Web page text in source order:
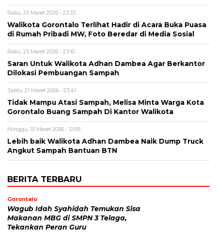
Rabu, 25 Maret 2026 - 23:33
Walikota Gorontalo Terlihat Hadir di Acara Buka Puasa
di Rumah Pribadi MW, Foto Beredar di Media Sosial
Rabu, 25 Maret 2026 - 23:10
Saran Untuk Walikota Adhan Dambea Agar Berkantor
Dilokasi Pembuangan Sampah
Sabtu, 21 Maret 2026 - 23:41
Tidak Mampu Atasi Sampah, Melisa Minta Warga Kota
Gorontalo Buang Sampah Di Kantor Walikota
Minggu, 15 Maret 2026 - 12:05
Lebih baik Walikota Adhan Dambea Naik Dump Truck
Angkut Sampah Bantuan BTN
BERITA TERBARU
Gorontalo
Wagub Idah Syahidah Temukan Sisa
Makanan MBG di SMPN 3 Telaga,
Tekankan Peran Guru